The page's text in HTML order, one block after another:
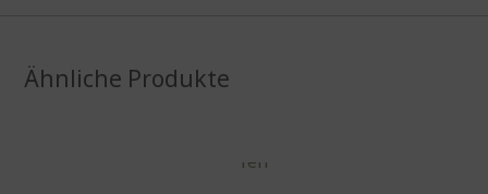
Ähnliche Produkte